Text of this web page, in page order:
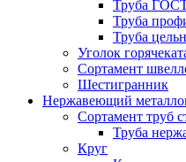
Труба
Труба
Труба
Уголок
Сортамент
Шестигранник
Нержавеющий
Сортамент труб
Труба
Круг